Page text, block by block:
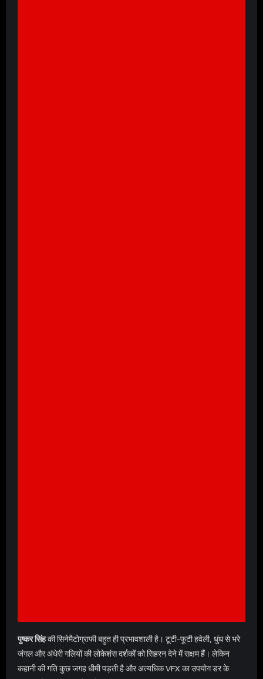
पुष्कर सिंहकी सिनेमैटोग्राफी बहुत ही प्रभावशाली है। टूटी-फूटी हवेली, धुंध से भरे
जंगल और अंधेरी गलियों की लोकेशंस दर्शकों को सिहरन देने में सक्षम हैं। लेकिन
कहानी की गति कुछ जगह धीमी पड़ती है और अत्यधिक VFX का उपयोग डर के